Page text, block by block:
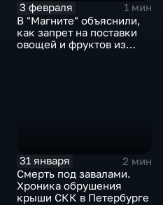
3 февраля
1 мин
В "Магните" объяснили,
как запрет на поставки
овощей и фруктов из
31 января
2 мин
Смерть под завалами.
Хроника обрушения
крыши СКК в Петербурге